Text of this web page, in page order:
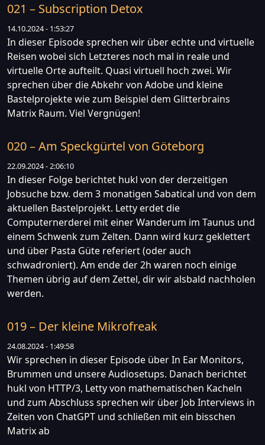
021 – Subscription Detox
14.10.2024 - 1:53:27
In dieser Episode sprechen wir über echte und virtuelle
Reisen wobei sich Letzteres noch mal in reale und
virtuelle Orte aufteilt. Quasi virtuell hoch zwei. Wir
sprechen über die Abkehr von Adobe und kleine
Bastelprojekte wie zum Beispiel dem Glitterbrains
Matrix Raum. Viel Vergnügen!
020 – Am Speckgürtel von Göteborg
22.09.2024 - 2:06:10
In dieser Folge berichtet hukl von der derzeitigen
Jobsuche bzw. dem 3 monatigen Sabatical und von dem
aktuellen Bastelprojekt. Letty erdet die
Computernerderei mit einer Wanderum im Taunus und
einem Schwenk zum Zelten. Dann wird kurz geklettert
und über Pasta Güte referiert (oder auch
schwadroniert). Am ende der 2h waren noch einige
Themen übrig auf dem Zettel, dir wir alsbald nachholen
werden.
019 – Der kleine Mikrofreak
24.08.2024 - 1:49:58
Wir sprechen in dieser Episode über In Ear Monitors,
Brummen und unsere Audiosetups. Danach berichtet
hukl von HTTP/3, Letty von mathematischen Kacheln
und zum Abschluss sprechen wir über Job Interviews in
Zeiten von ChatGPT und schließen mit ein bisschen
Matrix ab